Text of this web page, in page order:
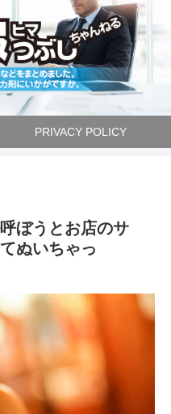
PRIVACY POLICY
ぼうとお店のサ
ぬいちゃっ